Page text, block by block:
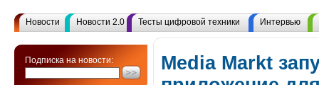
Новости Новости 2.0 Тесты цифровой техники Интервью
Подписка на новости:
Media Markt